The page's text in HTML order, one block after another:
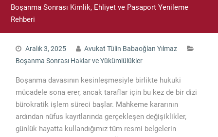
Boşanma Sonrası Kimlik, Ehliyet ve Pasaport Yenileme
Rehberi
Aralık 3, 2025
Avukat Tülin Babaoğlan Yılmaz
Boşanma Sonrası Haklar ve Yükümlülükler
Boşanma davasının kesinleşmesiyle birlikte hukuki
mücadele sona erer, ancak taraflar için bu kez de bir dizi
bürokratik işlem süreci başlar. Mahkeme kararının
ardından nüfus kayıtlarında gerçekleşen değişiklikler,
günlük hayatta kullandığımız tüm resmi belgelerin